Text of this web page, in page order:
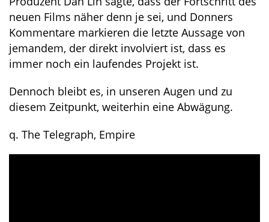
neuen Films näher denn je sei, und Donners
Kommentare markieren die letzte Aussage von
jemandem, der direkt involviert ist, dass es
immer noch ein laufendes Projekt ist.
Dennoch bleibt es, in unseren Augen und zu
diesem Zeitpunkt, weiterhin eine Abwägung.
q. The Telegraph, Empire